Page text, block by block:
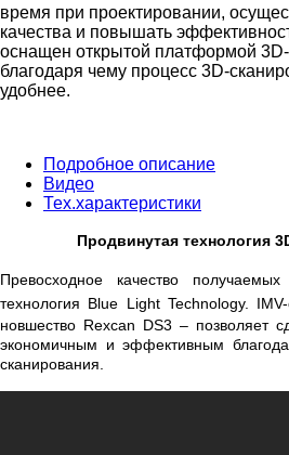
время при проектировании,
качества и повышать
оснащен открытой платформой
благодаря чему процесс 3D-
удобнее.
Подробное описание
Видео
Тех.характеристики
Продвинутая технология
Превосходное качество
технология Blue Light Technology.
новшество Rexcan DS3 – позволяет
экономичным и эффективным
сканирования.